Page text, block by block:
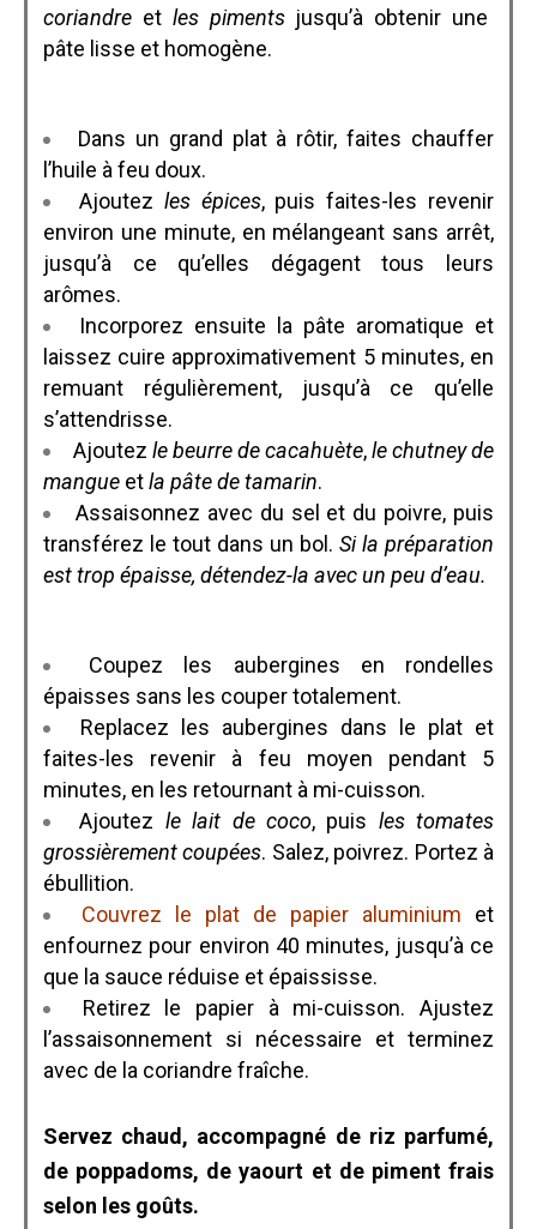
coriandre et les pimentsjusqu’à obtenir une
pâte lisse et homogène.
Dans un grand plat à rôtir, faites chauffer
l’huile à feu doux.
Ajoutez les épices, puis faites-les revenir
environ une minute, en mélangeant sans arrêt,
jusqu’à ce qu’elles dégagent tous leurs
arômes.
Incorporez ensuite la pâte aromatique et
laissez cuire approximativement 5 minutes, en
remuant régulièrement, jusqu’à ce qu’elle
s’attendrisse.
Ajoutez le beurre de cacahuète,le chutney de
mangue etla pâte de tamarin.
Assaisonnez avec du sel et du poivre, puis
transférez le tout dans un bol. Si la préparation
est trop épaisse, détendez-la avec un peu d’eau.
Coupez les aubergines en rondelles
épaisses sans les couper totalement.
Replacez les aubergines dans le plat et
faites-les revenir à feu moyen pendant 5
minutes, en les retournant à mi-cuisson.
Ajoutez le lait de coco, puis les tomates
grossièrement coupées. Salez, poivrez. Portez à
ébullition.
Couvrez le plat de papier aluminium et
enfournez pour environ 40 minutes, jusqu’à ce
que la sauce réduise et épaississe.
Retirez le papier à mi-cuisson. Ajustez
l’assaisonnement si nécessaire et terminez
avec de la coriandre fraîche.
Servez chaud, accompagné de riz parfumé,
de poppadoms, de yaourt et de piment frais
selon les goûts.